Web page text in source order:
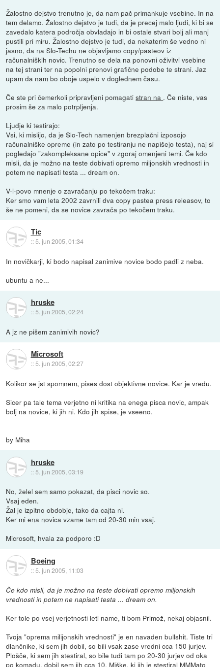
Žalostno dejstvo trenutno je, da nam pač primankuje vsebine. In na
tem delamo. Žalostno dejstvo je tudi, da je precej malo ljudi, ki bi se
zavedalo katera področja obvladajo in bi ostale stvari bolj ali manj
pustili pri miru. Žalostno dejstvo je tudi, da nekaterim še vedno ni
jasno, da na Slo-Techu ne objavljamo copy/pasteov iz
računalniških novic. Trenutno se dela na ponovni oživitvi vsebine
na tej strani ter na popolni prenovi grafične podobe te strani. Jaz
upam da nam bo oboje uspelo v doglednem času.
Če ste pri čemerkoli pripravljeni pomagatistran na . Če niste, vas
prosim še za malo potrpljenja.
Ljudje ki testirajo:
Vsi, ki mislijo, da je Slo-Tech namenjen brezplačni izposojo
računalniške opreme (in zato po testiranju ne napišejo testa), naj si
pogledajo "zakompleksane opice" v zgoraj omenjeni temi. Če kdo
misli, da je možno na teste dobivati opremo miljonskih vrednosti in
potem ne napisati testa ... dream on.
V-i-povo mnenje o zavračanju po tekočem traku:
Ker smo vam leta 2002 zavrnili dva copy pastea press releasov, to
še ne pomeni, da se novice zavrača po tekočem traku.
Tic
::5. jun 2005, 01:34
In novičkarji, ki bodo napisal zanimive novice bodo padli z neba.
ubuntu a ne...
hruske
:: 5. jun 2005, 02:24
A jz ne pišem zanimivih novic?
Microsoft
::5. jun 2005, 02:27
Kolikor se jst spomnem, pises dost objektivne novice. Kar je vredu.
Sicer pa tale tema verjetno ni kritika na enega pisca novic, ampak
bolj na novice, ki jih ni. Kdo jih spise, je vseeno.
by Miha
hruske
:: 5. jun 2005, 03:19
No, želel sem samo pokazat, da pisci novic so.
Vsaj eden.
Žal je izpitno obdobje, tako da cajta ni.
Ker mi ena novica vzame tam od 20-30 min vsaj.
Microsoft, hvala za podporo :D
Boeing
::5. jun 2005, 11:03
Če kdo misli, da je možno na teste dobivati opremo miljonskih
vrednosti in potem ne napisati testa ... dream on.
Ker tole po vsej verjetnosti leti name, ti bom Primož, nekaj objasnil.
Tvoja "oprema milijonskih vrednosti" je en navaden bullshit. Tiste tri
dlančnike, ki sem jih dobil, so bili vsak zase vredni cca 150 jurjev.
Plošče, ki sem jih stestiral, so bile tudi tam po 20-30 jurjev od oka
po komadu, dobil sem jih cca 10. Miške, ki jih je stestiral MMMato